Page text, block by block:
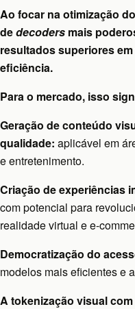
Ao focar na otimização
dedecoders mais
resultados superiores
eficiência.
Para o mercado, isso
Geração de conteúdo
qualidade: aplicável em
e entretenimento.
Criação de experiências
com potencial para
realidade virtual e e-
Democratização do
modelos mais eficientes e
A tokenização visual com